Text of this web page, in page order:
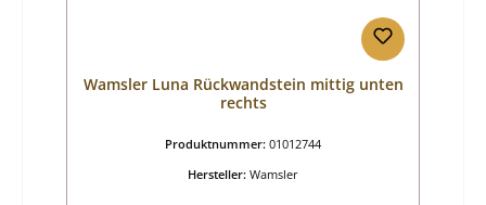
Wamsler Luna Rückwandstein mittig unten
rechts
Produktnummer: 01012744
Hersteller: Wamsler